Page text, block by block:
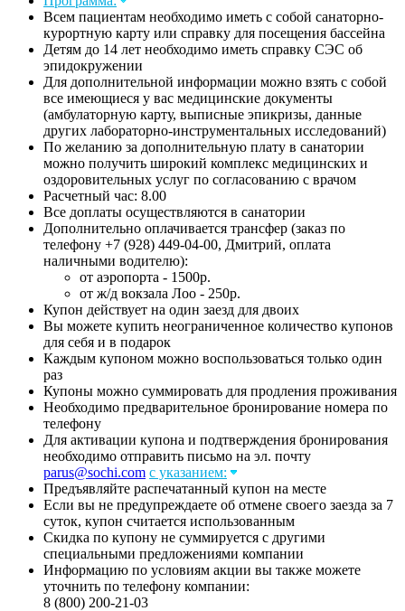
Всем пациентам необходимо иметь с собой санаторно-
курортную карту или справку для посещения бассейна
Детям до 14 лет необходимо иметь справку СЭС об
эпидокружении
Для дополнительной информации можно взять с собой
все имеющиеся у вас медицинские документы
(амбулаторную карту, выписные эпикризы, данные
других лабораторно-инструментальных исследований)
По желанию за дополнительную плату в санатории
можно получить широкий комплекс медицинских и
оздоровительных услуг по согласованию с врачом
Расчетный час: 8.00
Все доплаты осуществляются в санатории
Дополнительно оплачивается трансфер (заказ по
телефону +7 (928) 449-04-00, Дмитрий, оплата
наличными водителю):
от аэропорта - 1500р.
от ж/д вокзала Лоо - 250р.
Купон действует на один заезд для двоих
Вы можете купить неограниченное количество купонов
для себя и в подарок
Каждым купоном можно воспользоваться только один
раз
Купоны можно суммировать для продления проживания
Необходимо предварительное бронирование номера по
телефону
Для активации купона и подтверждения бронирования
необходимо отправить письмо на эл. почту
parus@sochi.com с указанием:
Предъявляйте распечатанный купон на месте
Если вы не предупреждаете об отмене своего заезда за 7
суток, купон считается использованным
Скидка по купону не суммируется с другими
специальными предложениями компании
Информацию по условиям акции вы также можете
уточнить по телефону компании:
8 (800) 200-21-03